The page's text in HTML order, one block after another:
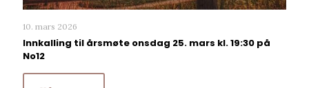
10. mars 2026
Innkalling til årsmøte onsdag 25. mars kl. 19:30 på
No12